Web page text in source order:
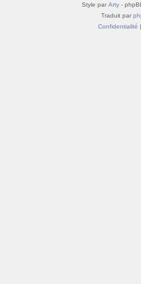
Style par Arty -
Traduit par
Confidentialité |